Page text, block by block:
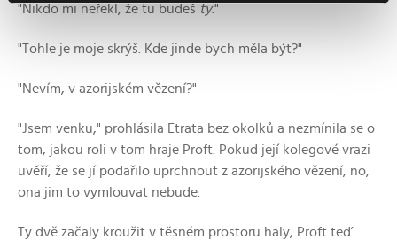
"Nikdo mi neřekl, že tu budeš ty."
"Tohle je moje skrýš. Kde jinde bych měla být?"
"Nevím, v azorijském vězení?"
"Jsem venku," prohlásila Etrata bez okolků a nezmínila se o
tom, jakou roli v tom hraje Proft. Pokud její kolegové vrazi
uvěří, že se jí podařilo uprchnout z azorijského vězení, no,
ona jim to vymlouvat nebude.
Ty dvě začaly kroužit v těsném prostoru haly, Proft teď